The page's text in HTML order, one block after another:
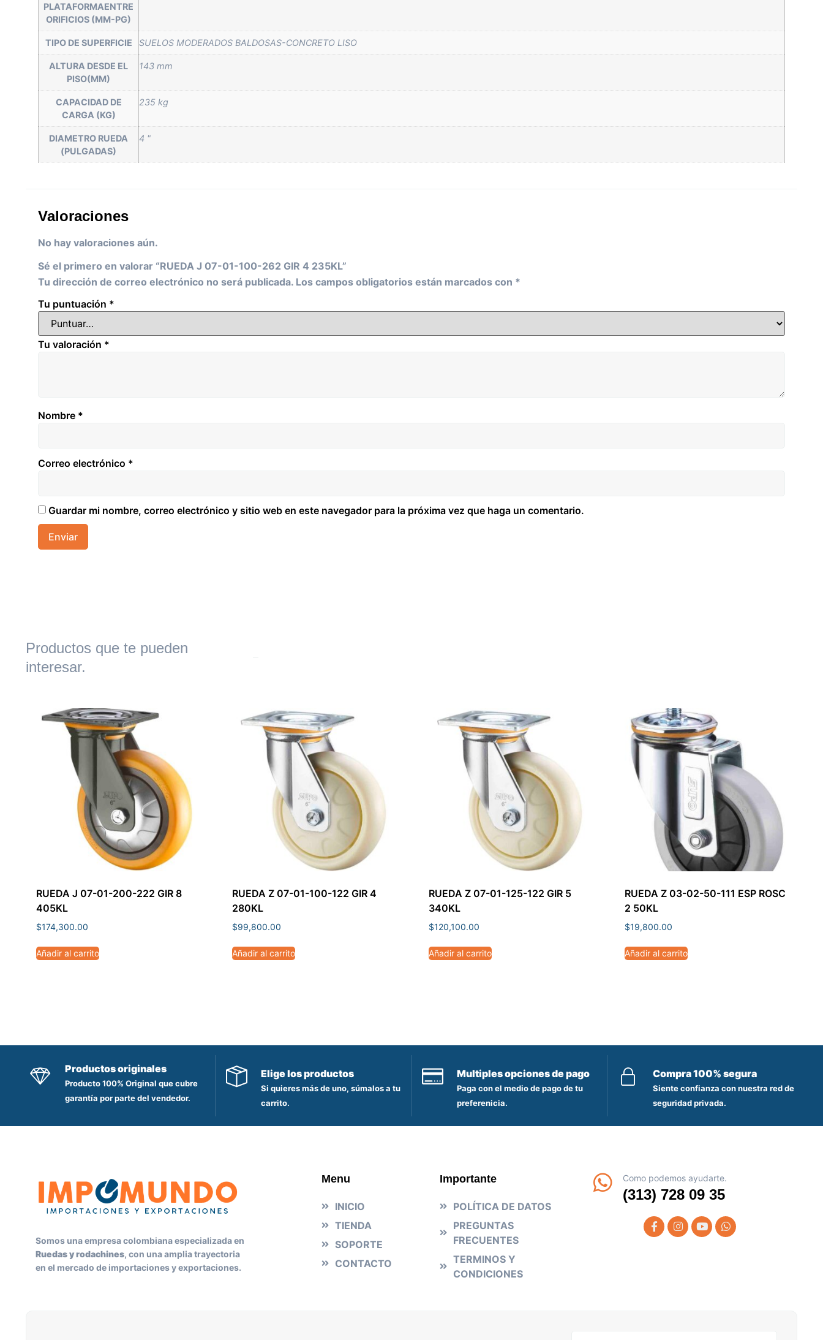
PLATAFORMAENTRE
ORIFICIOS (MM-PG)
TIPO DE SUPERFICIE SUELOS MODERADOS BALDOSAS-CONCRETO LISO
ALTURA DESDE EL
PISO(MM)
143 mm
CAPACIDAD DE
CARGA (KG)
235 kg
DIAMETRO RUEDA
(PULGADAS)
4 "
Valoraciones
No hay valoraciones aún.
Sé el primero en valorar “RUEDA J 07-01-100-262 GIR 4 235KL”
Tu dirección de correo electrónico no será publicada. Los campos obligatorios están marcados con *
Tu puntuación *
Tu valoración *
Nombre *
Correo electrónico *
Guardar mi nombre, correo electrónico y sitio web en este navegador para la próxima vez que haga un comentario.
Productos que te pueden
interesar.
RUEDA J 07-01-200-222 GIR 8
405KL
$174,300.00
Añadir al carrito
RUEDA Z 07-01-100-122 GIR 4
280KL
$99,800.00
Añadir al carrito
RUEDA Z 07-01-125-122 GIR 5
340KL
$120,100.00
Añadir al carrito
RUEDA Z 03-02-50-111 ESP ROSC
2 50KL
$19,800.00
Añadir al carrito
Productos originales
Producto 100% Original que cubre
garantía por parte del vendedor.
Elige los productos
Si quieres más de uno, súmalos a tu
carrito.
Multiples opciones de pago
Paga con el medio de pago de tu
preferenicia.
Compra 100% segura
Siente confianza con nuestra red de
seguridad privada.
Somos una empresa colombiana especializada en
Ruedas y rodachines, con una amplia trayectoria
en el mercado de importaciones y exportaciones.
Menu
INICIO
TIENDA
SOPORTE
CONTACTO
Importante
POLÍTICA DE DATOS
PREGUNTAS
FRECUENTES
TERMINOS Y
CONDICIONES
Como podemos ayudarte.
(313) 728 09 35